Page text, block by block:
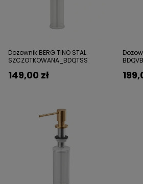
Dozownik BERG TINO STAL
SZCZOTKOWANA_BDQTSS
149,00 zł